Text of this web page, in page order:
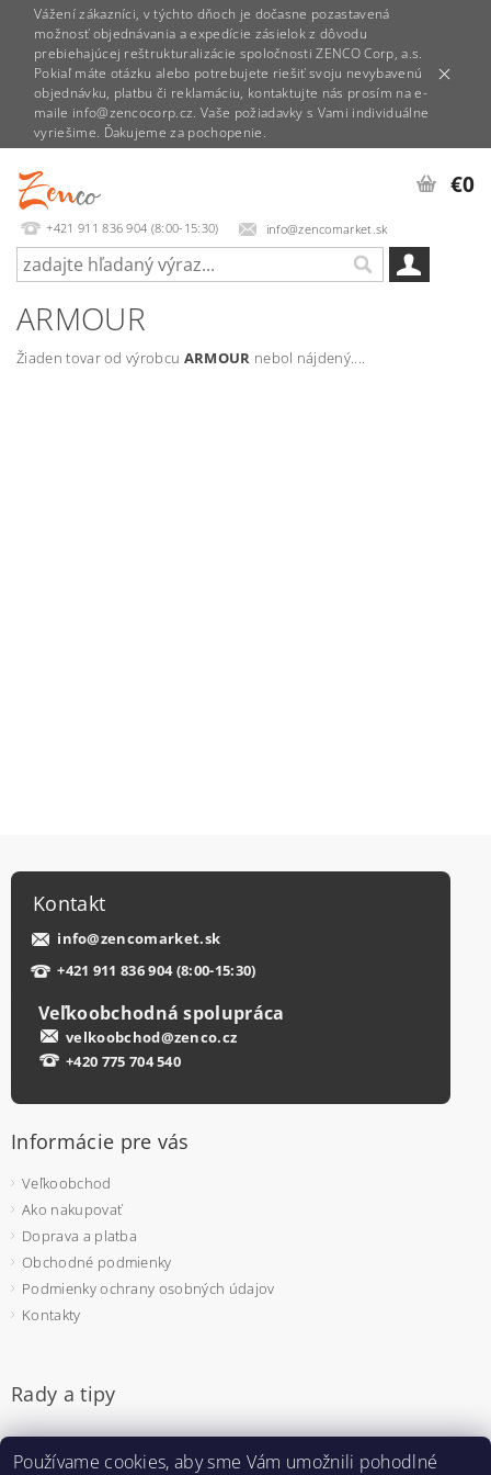
Vážení zákazníci, v týchto dňoch je dočasne pozastavená
možnosť objednávania a expedície zásielok z dôvodu
prebiehajúcej reštrukturalizácie spoločnosti ZENCO Corp, a.s.
Pokiaľ máte otázku alebo potrebujete riešiť svoju nevybavenú
objednávku, platbu či reklamáciu, kontaktujte nás prosím na e-
maile info@zencocorp.cz. Vaše požiadavky s Vami individuálne
vyriešime. Ďakujeme za pochopenie.
+421 911 836 904 (8:00-15:30) info@zencomarket.sk
€0
ARMOUR
Žiaden tovar od výrobcu ARMOUR nebol nájdený....
Kontakt
info@zencomarket.sk
+421 911 836 904 (8:00-15:30)
Veľkoobchodná spolupráca
velkoobchod@zenco.cz
+420 775 704 540
Informácie pre vás
Veľkoobchod
Ako nakupovať
Doprava a platba
Obchodné podmienky
Podmienky ochrany osobných údajov
Kontakty
Rady a tipy
Používame cookies, aby sme Vám umožnili pohodlné